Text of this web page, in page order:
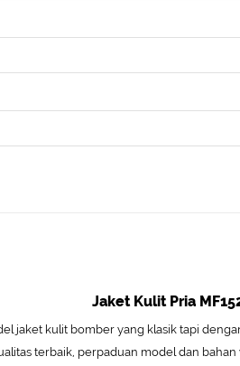
Jaket Kulit Pria
jaket kulit bomber yang klasik tapi
terbaik, perpaduan model dan